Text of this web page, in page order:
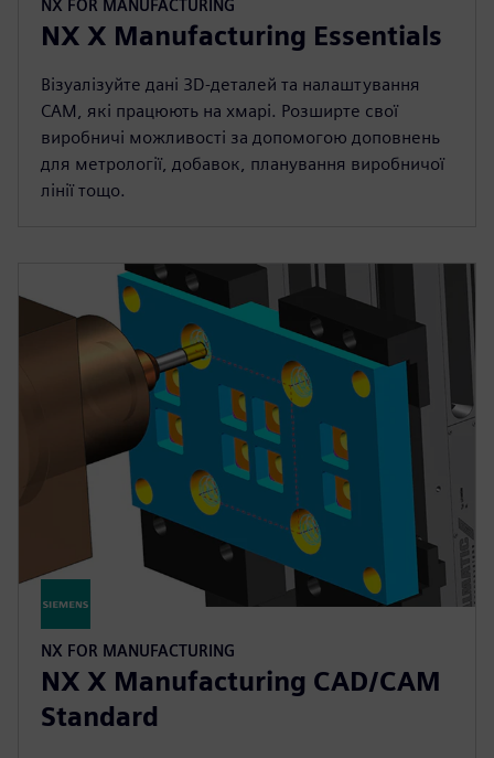
NX FOR MANUFACTURING
NX X Manufacturing Essentials
Візуалізуйте дані 3D-деталей та налаштування
CAM, які працюють на хмарі. Розширте свої
виробничі можливості за допомогою доповнень
для метрології, добавок, планування виробничої
лінії тощо.
NX FOR MANUFACTURING
NX X Manufacturing CAD/CAM
Standard